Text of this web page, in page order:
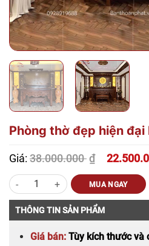
Phòng thờ đẹp hiện đại
Giá: 38.000.000₫
Giá
gốc
là:
38.000.000
Giá
hiện
tại
là:
22.500.000 ₫.
THÔNG TIN SẢN PHẨM
Giá bán: Tùy kích thước và
Phòng thờ đẹp hiện đại KGT305 số
MUA NGAY